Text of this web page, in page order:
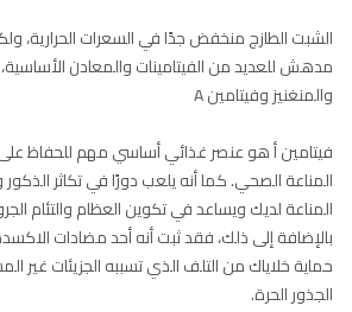
الشبت الطازج منخفض جدًا في السعرات الحرارية،
والمنغنيز وفيتامين A
فيتامين أ هو عنصر غذائي أساسي مهم للحفاظ
المناعة الصحي. كما أنه يلعب دورًا في تكاثر الذكور
المناعة لديك ويساعد في تكوين العظام والتئام
بالإضافة إلى ذلك، فقد ثبت أنه أحد مضادات
حماية خلاياك من التلف الذي تسببه الجزيئات غير
الجذور الحرة.